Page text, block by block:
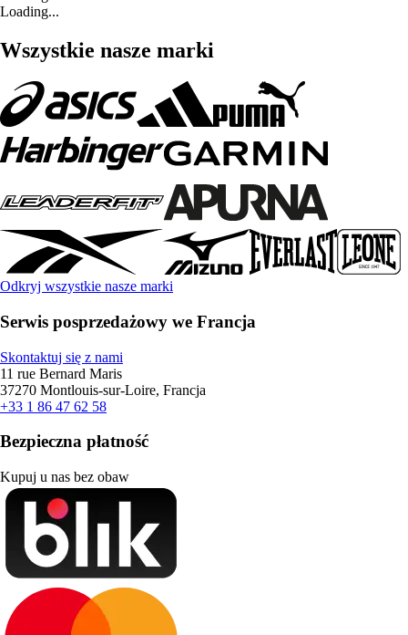
Loading...
Wszystkie nasze marki
Odkryj wszystkie nasze marki
Serwis posprzedażowy we Francja
Skontaktuj się z nami
11 rue Bernard Maris
37270 Montlouis-sur-Loire, Francja
+33 1 86 47 62 58
Bezpieczna płatność
Kupuj u nas bez obaw